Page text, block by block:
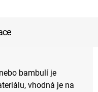
bambulí je
vhodná je na